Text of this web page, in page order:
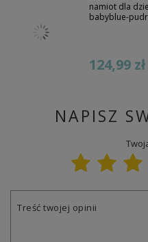
namiot dla
babyblue-
124,99 zł
NAPISZ
Treść twojej opinii